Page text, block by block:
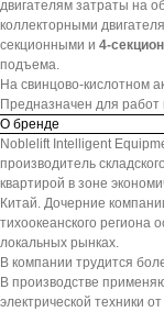
двигателям затраты на
коллекторными
секционными и 4-
подъема.
На свинцово-кислотном
Предназначен для работ
О бренде
Noblelift Intelligent
производитель
квартирой в зоне
Китай. Дочерние
тихоокеанского региона
локальных рынках.
В компании трудится
В производстве
электрической техники